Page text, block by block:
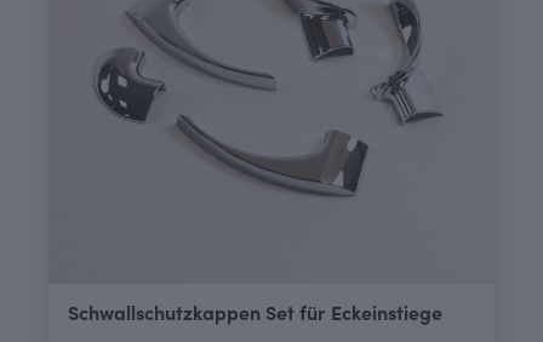
Schwallschutzkappen Set für Eckeinstiege